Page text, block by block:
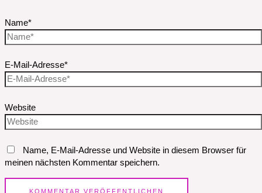
Name*
E-Mail-Adresse*
Website
Name, E-Mail-Adresse und Website in diesem Browser für
meinen nächsten Kommentar speichern.